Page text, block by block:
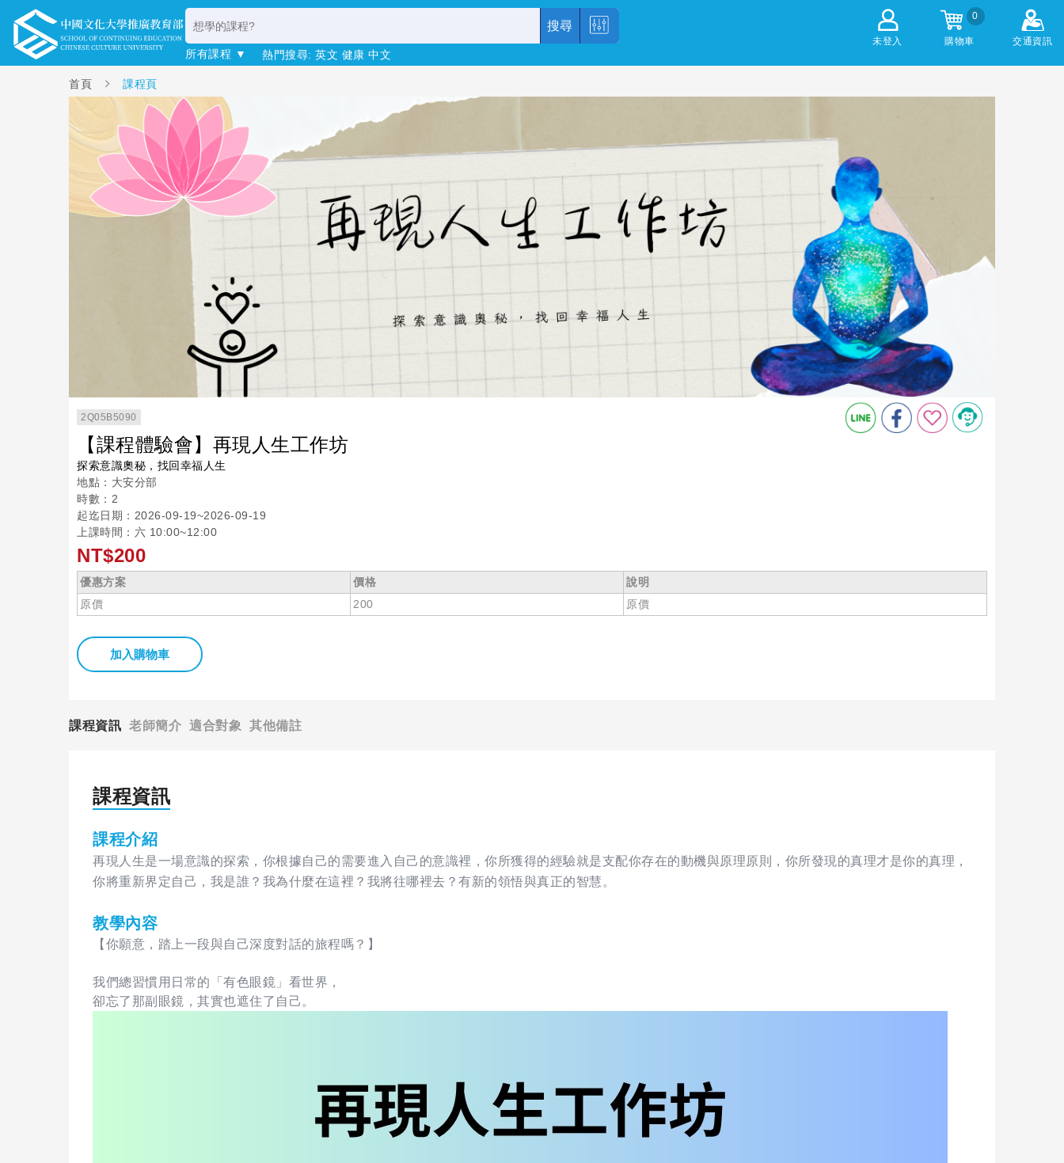
未登入
0
購物車 交通資訊
搜尋
所有課程 ▼ 熱門搜尋: 英文 健康 中文
首頁 課程頁
2Q05B5090
【課程體驗會】再現人生工作坊
探索意識奧秘，找回幸福人生
地點：大安分部
時數：2
起迄日期：2026-09-19~2026-09-19
上課時間：六 10:00~12:00
NT$200
優惠方案 價格
說明
原價
200 原價
加入購物車
課程資訊 老師簡介 適合對象 其他備註
課程資訊
課程介紹
再現人生是一場意識的探索，你根據自己的需要進入自己的意識裡，你所獲得的經驗就是支配你存在的動機與原理原則，你所發現的真理才是你的真理，
你將重新界定自己，我是誰？我為什麼在這裡？我將往哪裡去？有新的領悟與真正的智慧。
教學內容
【你願意，踏上一段與自己深度對話的旅程嗎？】
我們總習慣用日常的「有色眼鏡」看世界，
卻忘了那副眼鏡，其實也遮住了自己。